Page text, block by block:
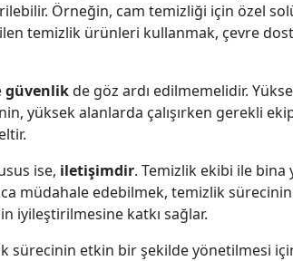
Örneğin, cam temizliği için özel
temizlik ürünleri kullanmak, çevre
güvenlikde göz ardı edilmemelidir.
yüksek alanlarda çalışırken gerekli
ise, iletişimdir. Temizlik ekibi ile
müdahale edebilmek, temizlik
iyileştirilmesine katkı sağlar.
sürecinin etkin bir şekilde yönetilmesi